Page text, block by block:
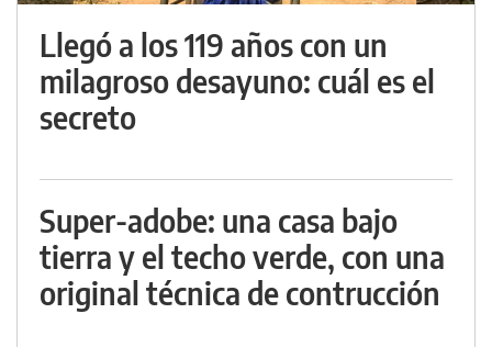
Llegó a los 119 años con un
milagroso desayuno: cuál es el
secreto
Super-adobe: una casa bajo
tierra y el techo verde, con una
original técnica de contrucción